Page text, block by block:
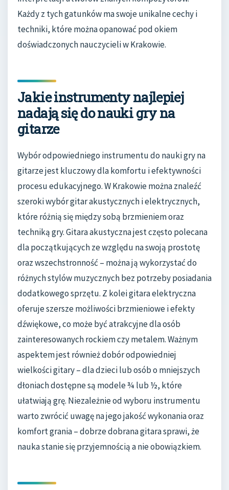
Każdy z tych gatunków ma swoje unikalne cechy i
techniki, które można opanować pod okiem
doświadczonych nauczycieli w Krakowie.
Jakie instrumenty najlepiej
nadają się do nauki gry na
gitarze
Wybór odpowiedniego instrumentu do nauki gry na
gitarze jest kluczowy dla komfortu i efektywności
procesu edukacyjnego. W Krakowie można znaleźć
szeroki wybór gitar akustycznych i elektrycznych,
które różnią się między sobą brzmieniem oraz
techniką gry. Gitara akustyczna jest często polecana
dla początkujących ze względu na swoją prostotę
oraz wszechstronność – można ją wykorzystać do
różnych stylów muzycznych bez potrzeby posiadania
dodatkowego sprzętu. Z kolei gitara elektryczna
oferuje szersze możliwości brzmieniowe i efekty
dźwiękowe, co może być atrakcyjne dla osób
zainteresowanych rockiem czy metalem. Ważnym
aspektem jest również dobór odpowiedniej
wielkości gitary – dla dzieci lub osób o mniejszych
dłoniach dostępne są modele ¾ lub ½, które
ułatwiają grę. Niezależnie od wyboru instrumentu
warto zwrócić uwagę na jego jakość wykonania oraz
komfort grania – dobrze dobrana gitara sprawi, że
nauka stanie się przyjemnością a nie obowiązkiem.